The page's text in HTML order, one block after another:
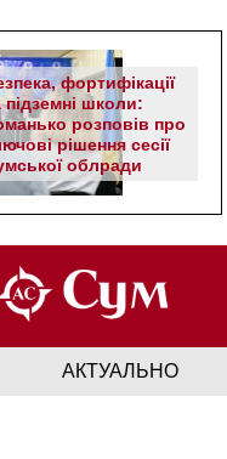
фортифікації
підземні школи:
розповів про
рішення сесії
облради
АКТУАЛЬНО